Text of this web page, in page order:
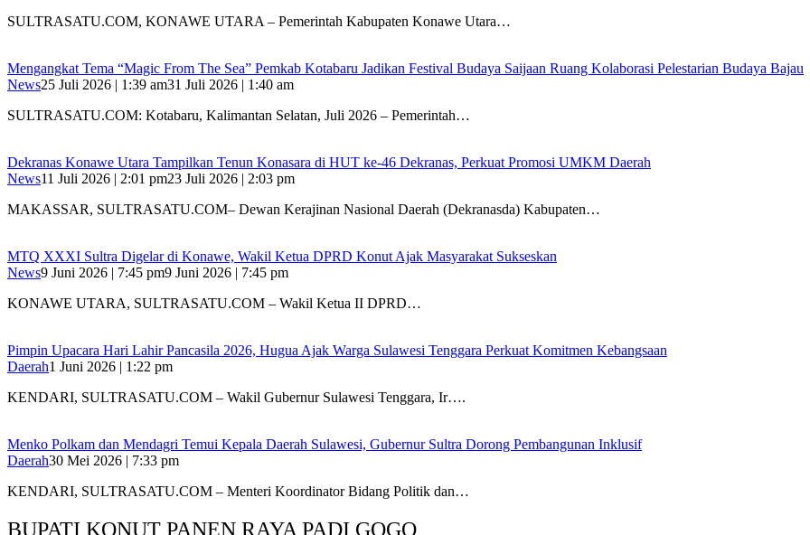
SULTRASATU.COM, KONAWE UTARA – Pemerintah Kabupaten Konawe Utara…
Mengangkat Tema “Magic From The Sea” Pemkab Kotabaru Jadikan Festival Budaya Saijaan Ruang Kolaborasi Pelestarian Budaya Bajau
News25 Juli 2026 | 1:39 am31 Juli 2026 | 1:40 am
SULTRASATU.COM: Kotabaru, Kalimantan Selatan, Juli 2026 – Pemerintah…
Dekranas Konawe Utara Tampilkan Tenun Konasara di HUT ke-46 Dekranas, Perkuat Promosi UMKM Daerah
News11 Juli 2026 | 2:01 pm23 Juli 2026 | 2:03 pm
MAKASSAR, SULTRASATU.COM– Dewan Kerajinan Nasional Daerah (Dekranasda) Kabupaten…
MTQ XXXI Sultra Digelar di Konawe, Wakil Ketua DPRD Konut Ajak Masyarakat Sukseskan
News9 Juni 2026 | 7:45 pm9 Juni 2026 | 7:45 pm
KONAWE UTARA, SULTRASATU.COM – Wakil Ketua II DPRD…
Pimpin Upacara Hari Lahir Pancasila 2026, Hugua Ajak Warga Sulawesi Tenggara Perkuat Komitmen Kebangsaan
Daerah1 Juni 2026 | 1:22 pm
KENDARI, SULTRASATU.COM – Wakil Gubernur Sulawesi Tenggara, Ir….
Menko Polkam dan Mendagri Temui Kepala Daerah Sulawesi, Gubernur Sultra Dorong Pembangunan Inklusif
Daerah30 Mei 2026 | 7:33 pm
KENDARI, SULTRASATU.COM – Menteri Koordinator Bidang Politik dan…
BUPATI KONUT PANEN RAYA PADI GOGO